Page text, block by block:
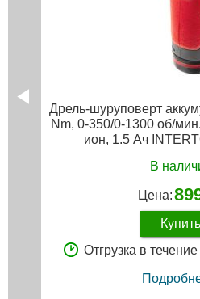
Дрель-шуруповерт
Nm, 0-350/0-1300 об/
ион, 1.5 Ач
В
Цена:
Купить
Отгрузка в